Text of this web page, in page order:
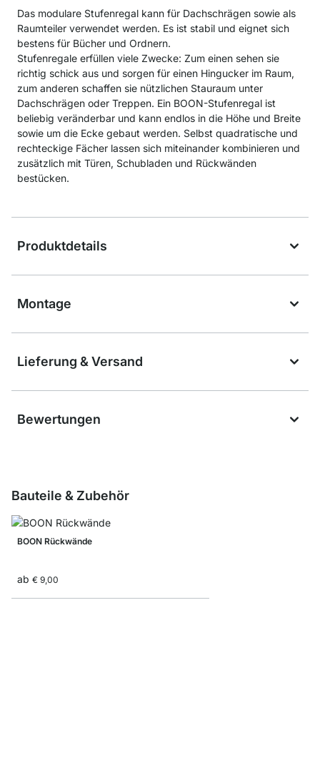
Das modulare Stufenregal kann für Dachschrägen sowie als
Raumteiler verwendet werden. Es ist stabil und eignet sich
bestens für Bücher und Ordnern.
Stufenregale erfüllen viele Zwecke: Zum einen sehen sie
richtig schick aus und sorgen für einen Hingucker im Raum,
zum anderen schaffen sie nützlichen Stauraum unter
Dachschrägen oder Treppen. Ein BOON-Stufenregal ist
beliebig veränderbar und kann endlos in die Höhe und Breite
sowie um die Ecke gebaut werden. Selbst quadratische und
rechteckige Fächer lassen sich miteinander kombinieren und
zusätzlich mit Türen, Schubladen und Rückwänden
bestücken.
Produktdetails
Montage
Lieferung & Versand
Bewertungen
Bauteile & Zubehör
BOON Rückwände
ab € 9,00